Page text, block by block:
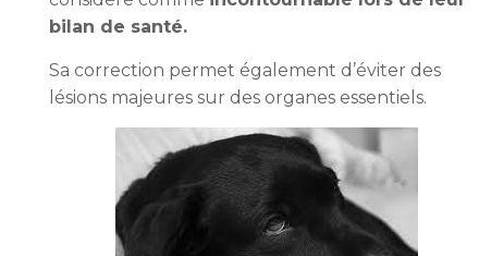
bilan de santé.
Sa correction permet également d’éviter des
lésions majeures sur des organes essentiels.